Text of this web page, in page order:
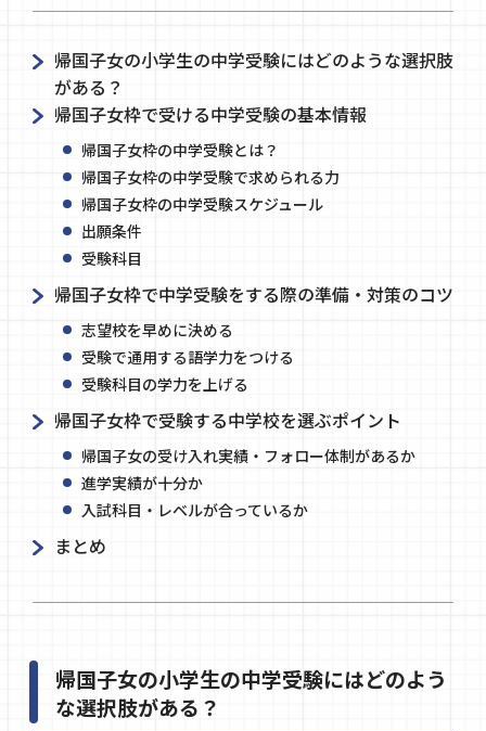
帰国子女の小学生の中学受験にはどのような選択肢
がある？
帰国子女枠で受ける中学受験の基本情報
帰国子女枠の中学受験とは？
帰国子女枠の中学受験で求められる力
帰国子女枠の中学受験スケジュール
出願条件
受験科目
帰国子女枠で中学受験をする際の準備・対策のコツ
志望校を早めに決める
受験で通用する語学力をつける
受験科目の学力を上げる
帰国子女枠で受験する中学校を選ぶポイント
帰国子女の受け入れ実績・フォロー体制があるか
進学実績が十分か
入試科目・レベルが合っているか
まとめ
帰国子女の小学生の中学受験にはどのよう
な選択肢がある？